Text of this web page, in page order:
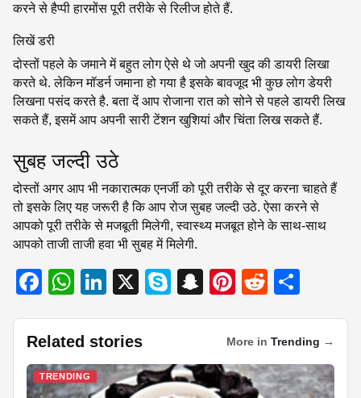
करने से हैप्पी हारमोंस पूरी तरीके से रिलीज होते हैं.
लिखें डरी
दोस्तों पहले के जमाने में बहुत लोग ऐसे थे जो अपनी खुद की डायरी लिखा
करते थे. लेकिन मॉडर्न जमाना हो गया है इसके बावजूद भी कुछ लोग डेयरी
लिखना पसंद करते है. बता दें आप रोजाना रात को सोने से पहले डायरी लिख
सकते हैं, इसमें आप अपनी सारी टेंशन खुशियां और चिंता लिख सकते हैं.
सुबह जल्दी उठे
दोस्तों अगर आप भी नकारात्मक एनर्जी को पूरी तरीके से दूर करना चाहते हैं
तो इसके लिए यह जरूरी है कि आप रोज सुबह जल्दी उठे. ऐसा करने से
आपको पूरी तरीके से मजबूती मिलेगी, स्वास्थ्य मजबूत होने के साथ-साथ
आपको ताजी ताजी हवा भी सुबह में मिलेगी.
F
c
e
b
W
at
s
A
Li
k
e
dI
X
S
e
S
p
c
Pi
er
e
st
R
d
di
t
ar
e
Related stories More in Trending →
TRENDING